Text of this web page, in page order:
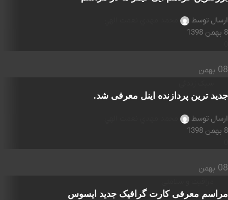
ارسال توسط
8 بهمن 1398
08 بهمن
جدید ترین پردازنده اینل معرفی شد.
ارسال توسط
8 بهمن 1398
08 بهمن
مراسم معرفی کارت گرافیک جدید ایسوس